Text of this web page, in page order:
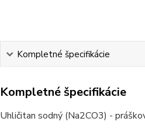
Kompletné špecifikácie
Kompletné špecifikácie
Uhličitan sodný (Na2CO3) -